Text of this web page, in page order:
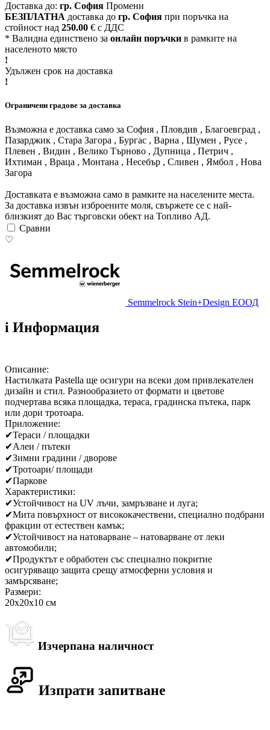
Доставка до: гр. София Промени
БЕЗПЛАТНА доставка до гр. София при поръчка на
стойност над 250.00 € с ДДС
* Валидна единствено за онлайн поръчки в рамките на
населеното място
!
Удължен срок на доставка
!
Ограничени градове за доставка
Възможна е доставка само за София , Пловдив , Благоевград ,
Пазарджик , Стара Загора , Бургас , Варна , Шумен , Русе ,
Плевен , Видин , Велико Търново , Дупница , Петрич ,
Ихтиман , Враца , Монтана , Несебър , Сливен , Ямбол , Нова
Загора
Доставката е възможна само в рамките на населените места.
За доставка извън изброените моля, свържете се с най-
близкият до Вас търговски обект на Топливо АД.
Сравни
♡
Semmelrock Stein+Design ЕООД
i Информация
Описание:
Настилката Pastella ще осигури на всеки дом привлекателен
дизайн и стил. Разнообразието от формати и цветове
подчертава всяка площадка, тераса, градинска пътека, парк
или дори тротоара.
Приложение:
✔Тераси / площадки
✔Алеи / пътеки
✔Зимни градини / дворове
✔Тротоари/ площади
✔Паркове
Характеристики:
✔Устойчивост на UV лъчи, замръзване и луга;
✔Мита повърхност от висококачествени, специално подбрани
фракции от естествен камък;
✔Устойчивост на натоварване – натоварване от леки
автомобили;
✔Продуктът е обработен със специално покритие
осигуряващо защита срещу атмосферни условия и
замърсяванe;
Размери:
20х20х10 см
Изчерпана наличност
Изпрати запитване